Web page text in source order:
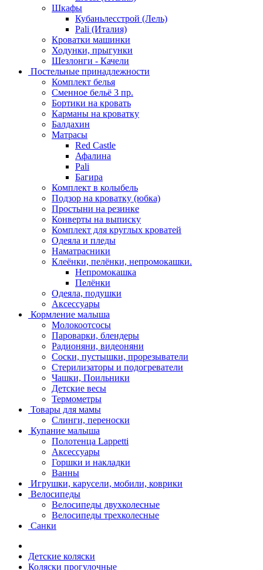
Шкафы
Кубаньлесстрой (Лель)
Pali (Италия)
Кроватки машинки
Ходунки, прыгунки
Шезлонги - Качели
Постельные принадлежности
Комплект белья
Сменное бельё 3 пр.
Бортики на кровать
Карманы на кроватку
Балдахин
Матрасы
Red Castle
Афалина
Pali
Багира
Комплект в колыбель
Подзор на кроватку (юбка)
Простыни на резинке
Конверты на выписку
Комплект для круглых кроватей
Одеяла и пледы
Наматрасники
Клеёнки, пелёнки, непромокашки.
Непромокашка
Пелёнки
Одеяла, подушки
Аксессуары
Кормление малыша
Молокоотсосы
Пароварки, блендеры
Радионяни, видеоняни
Соски, пустышки, прорезыватели
Стерилизаторы и подогреватели
Чашки, Поильники
Детские весы
Термометры
Товары для мамы
Слинги, переноски
Купание малыша
Полотенца Lappetti
Аксессуары
Горшки и накладки
Ванны
Игрушки, карусели, мобили, коврики
Велосипеды
Велосипеды двухколесные
Велосипеды трехколесные
Санки
Детские коляски
Коляски прогулочные